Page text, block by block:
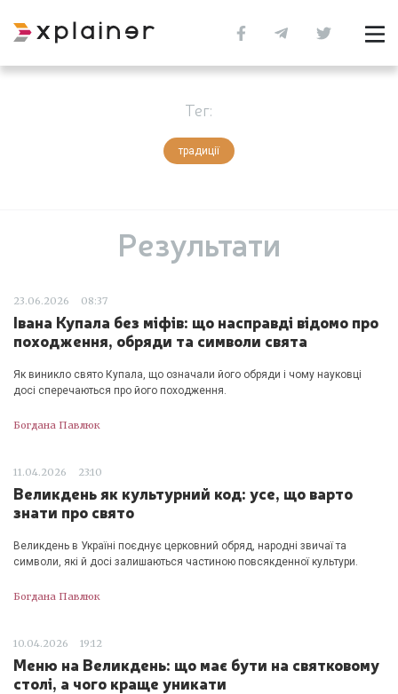
Тег:
традиції
Результати
23.06.2026 08:37
Івана Купала без міфів: що насправді відомо про
походження, обряди та символи свята
Як виникло свято Купала, що означали його обряди і чому науковці
досі сперечаються про його походження.
Богдана Павлюк
11.04.2026 23:10
Великдень як культурний код: усе, що варто
знати про свято
Великдень в Україні поєднує церковний обряд, народні звичаї та
символи, які й досі залишаються частиною повсякденної культури.
Богдана Павлюк
10.04.2026 19:12
Меню на Великдень: що має бути на святковому
столі, а чого краще уникати